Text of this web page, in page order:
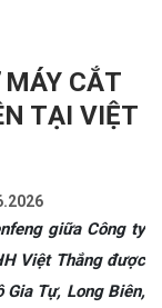
CẮT
TẠI VIỆT
giữa Công ty
Việt Thắng được
Tự, Long Biên,